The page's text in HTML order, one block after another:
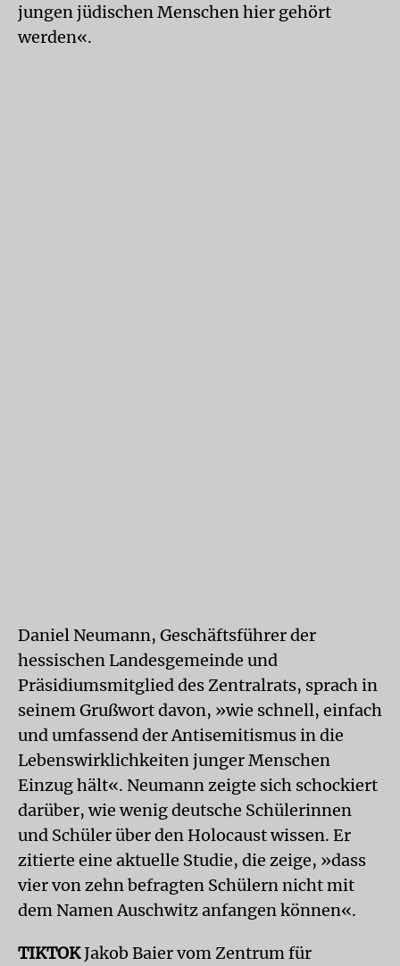
jungen jüdischen Menschen hier gehört
werden«.
Daniel Neumann, Geschäftsführer der
hessischen Landesgemeinde und
Präsidiumsmitglied des Zentralrats, sprach in
seinem Grußwort davon, »wie schnell, einfach
und umfassend der Antisemitismus in die
Lebenswirklichkeiten junger Menschen
Einzug hält«. Neumann zeigte sich schockiert
darüber, wie wenig deutsche Schülerinnen
und Schüler über den Holocaust wissen. Er
zitierte eine aktuelle Studie, die zeige, »dass
vier von zehn befragten Schülern nicht mit
dem Namen Auschwitz anfangen können«.
TIKTOKJakob Baier vom Zentrum für